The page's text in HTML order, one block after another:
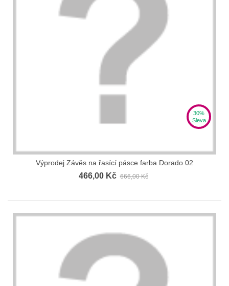
30%
Sleva
Výprodej Závěs na řasící pásce farba Dorado 02
466,00 Kč 666,00 Kč